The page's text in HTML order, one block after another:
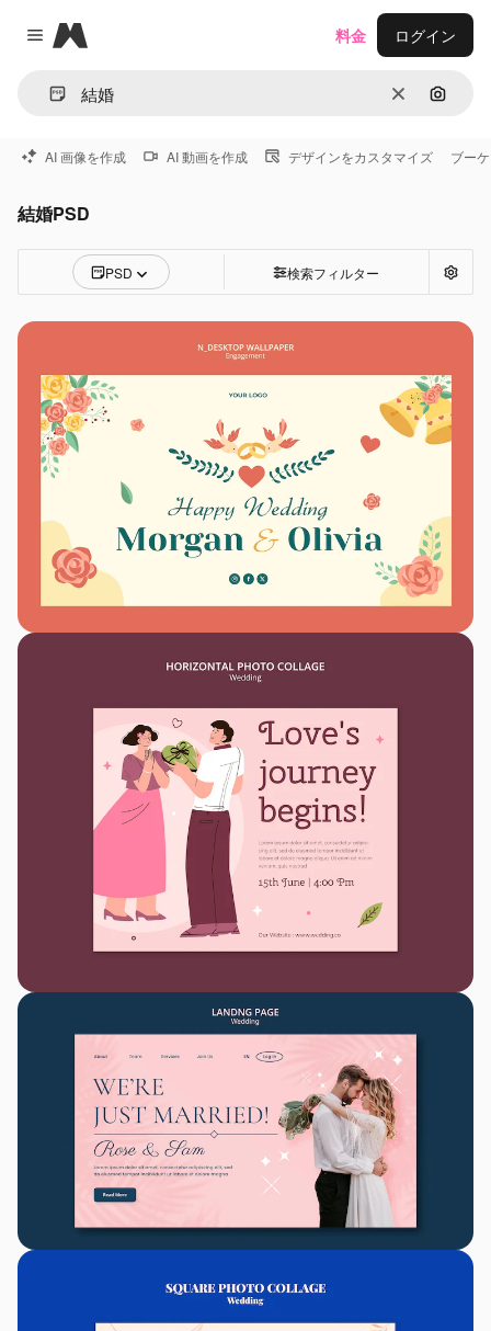
Close menu
Magnific
消去 画像で
料金 ログイン
AI 画像を作成 AI 動画を作成 デザインをカスタマイズ ブーケ
結婚PSD
PSD 検索フィルター